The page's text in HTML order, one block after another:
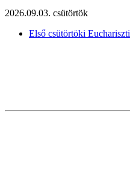
2026.09.03. csütörtök
Első csütörtöki